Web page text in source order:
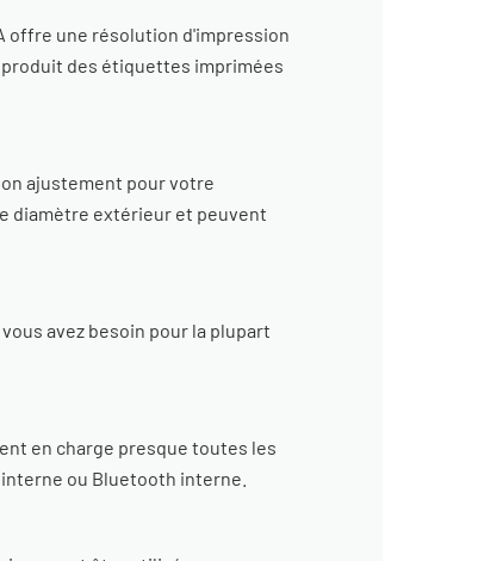
offre une résolution d'impression
produit des étiquettes imprimées
ajustement pour votre
diamètre extérieur et peuvent
avez besoin pour la plupart
en charge presque toutes les
ou Bluetooth interne.